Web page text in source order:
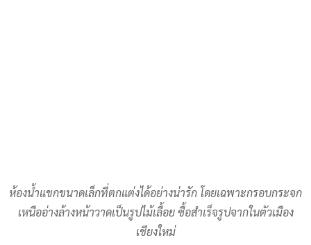
ห้องน้ำแขกขนาดเล็กที่ตกแต่งได้อย่างน่ารัก โดยเฉพาะกรอบกระจก
เหนืออ่างล้างหน้าวาดเป็นรูปไม้เลื้อย ซื้อสำเร็จรูปจากในตัวเมือง
เชียงใหม่